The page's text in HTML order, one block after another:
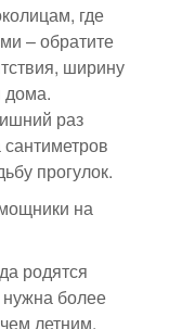
где
– обратите
ширину
дома.
раз
прогулок.
на
родятся
нужна более
летним.